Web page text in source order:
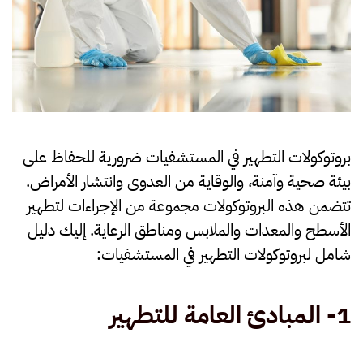
بروتوكولات التطهير في المستشفيات ضرورية للحفاظ على
بيئة صحية وآمنة، والوقاية من العدوى وانتشار الأمراض.
تتضمن هذه البروتوكولات مجموعة من الإجراءات لتطهير
الأسطح والمعدات والملابس ومناطق الرعاية. إليك دليل
شامل لبروتوكولات التطهير في المستشفيات:
1- المبادئ العامة للتطهير